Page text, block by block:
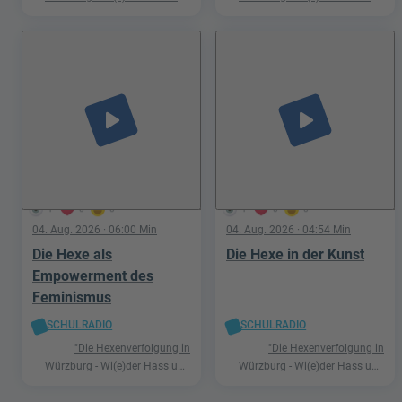
1 0 0
play_arrow
04. Aug. 2026 · 06:00 Min
Die Hexe als
Empowerment des
Feminismus
SCHULRADIO
"Die Hexenverfolgung in
Würzburg - Wi(e)der Hass und
1 0 0
play_arrow
04. Aug. 2026 · 04:54 Min
Die Hexe in der Kunst
SCHULRADIO
"Die Hexenverfolgung in
Würzburg - Wi(e)der Hass und